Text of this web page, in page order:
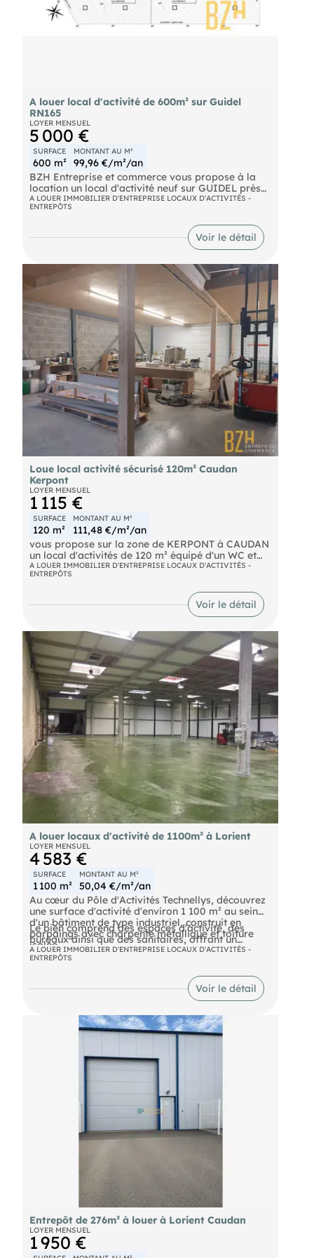
A louer local d'activité de 600m² sur Guidel
RN165
LOYER MENSUEL
5 000 €
SURFACE
600 m²
MONTANT AU M²
99,96 €/m²/an
BZH Entreprise et commerce vous propose à la
location un local d'activité neuf sur GUIDEL près
de la voie rapide. RN165. Bâtiment de 600 m²
réalisé avec une couverture en bac acier, ossature
métallique, bardage double peau. Hauteur sous
sablière de 6,00 m. Le local est livré brut de béton
et fluides en attente avec une porte sectionnelle.
manoeuvre et d'un accès poids lourds. Possibilité
d'avoir 700 m² ou la totalité du batiment soit 1300
m² Non soumis au DPE Ref 7888-1
A LOUER IMMOBILIER D'ENTREPRISE LOCAUX D'ACTIVITÉS -
ENTREPÔTS
Voir le détail
Loue local activité sécurisé 120m² Caudan
Kerpont
LOYER MENSUEL
1 115 €
SURFACE
120 m²
MONTANT AU M²
111,48 €/m²/an
vous propose sur la zone de KERPONT à CAUDAN
un local d'activités de 120 m² équipé d'un WC et
d'un lave main. Une porte sectionnelle et une porte
de service. Ce local se trouve au sein d'un village
entreprise entièrement cloturé et sécurisé. 2 places
de stationnement privatif. Ref 7889
A LOUER IMMOBILIER D'ENTREPRISE LOCAUX D'ACTIVITÉS -
ENTREPÔTS
Voir le détail
A louer locaux d'activité de 1100m² à Lorient
LOYER MENSUEL
4 583 €
SURFACE
1 100 m²
MONTANT AU M²
50,04 €/m²/an
Au cœur du Pôle d'Activités Technellys, découvrez
une surface d'activité d'environ 1 100 m² au sein
d'un bâtiment de type industriel, construit en
parpaings avec charpente métallique et toiture
isolée.
Le bien comprend des espaces d'activité, des
bureaux ainsi que des sanitaires, offrant un
ensemble fonctionnel et adapté à de nombreuses
activités professionnelles.
A LOUER IMMOBILIER D'ENTREPRISE LOCAUX D'ACTIVITÉS -
ENTREPÔTS
Voir le détail
Entrepôt de 276m² à louer à Lorient Caudan
LOYER MENSUEL
1 950 €